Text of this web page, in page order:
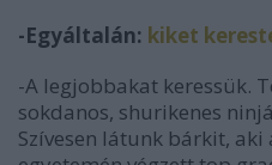
-Egyáltalán: kiket
-A legjobbakat keressük.
sokdanos, shurikenes
Szívesen látunk bárkit,